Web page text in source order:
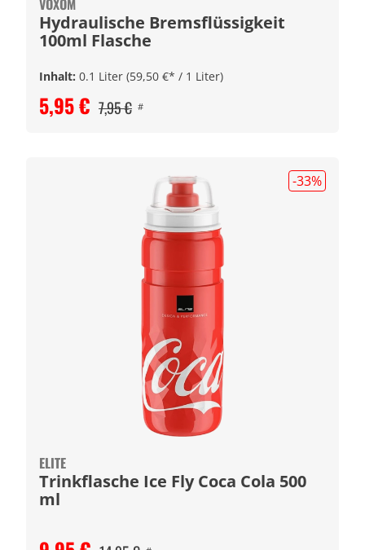
VOXOM
Hydraulische Bremsflüssigkeit
100ml Flasche
Inhalt: 0.1 Liter (59,50 €* / 1 Liter)
5,95 € 7,95 € #
-33%
ELITE
Trinkflasche Ice Fly Coca Cola 500
ml